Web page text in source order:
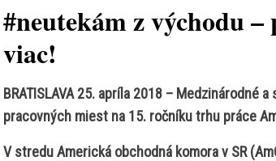
#neutekám z východu
viac!
BRATISLAVA 25. apríla 2018 – Medzinárodné
pracovných miest na 15. ročníku trhu práce
V stredu Americká obchodná komora v SR